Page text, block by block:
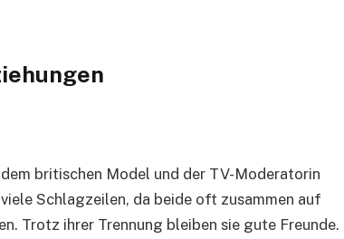
britischen Model und der TV-Moderatorin
Schlagzeilen, da beide oft zusammen auf
Trotz ihrer Trennung bleiben sie gute Freunde.